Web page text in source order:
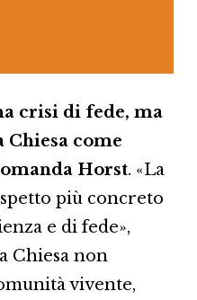
crisi di fede, ma
Chiesa come
Horst. «La
più concreto
e di fede»,
Chiesa non
vivente,